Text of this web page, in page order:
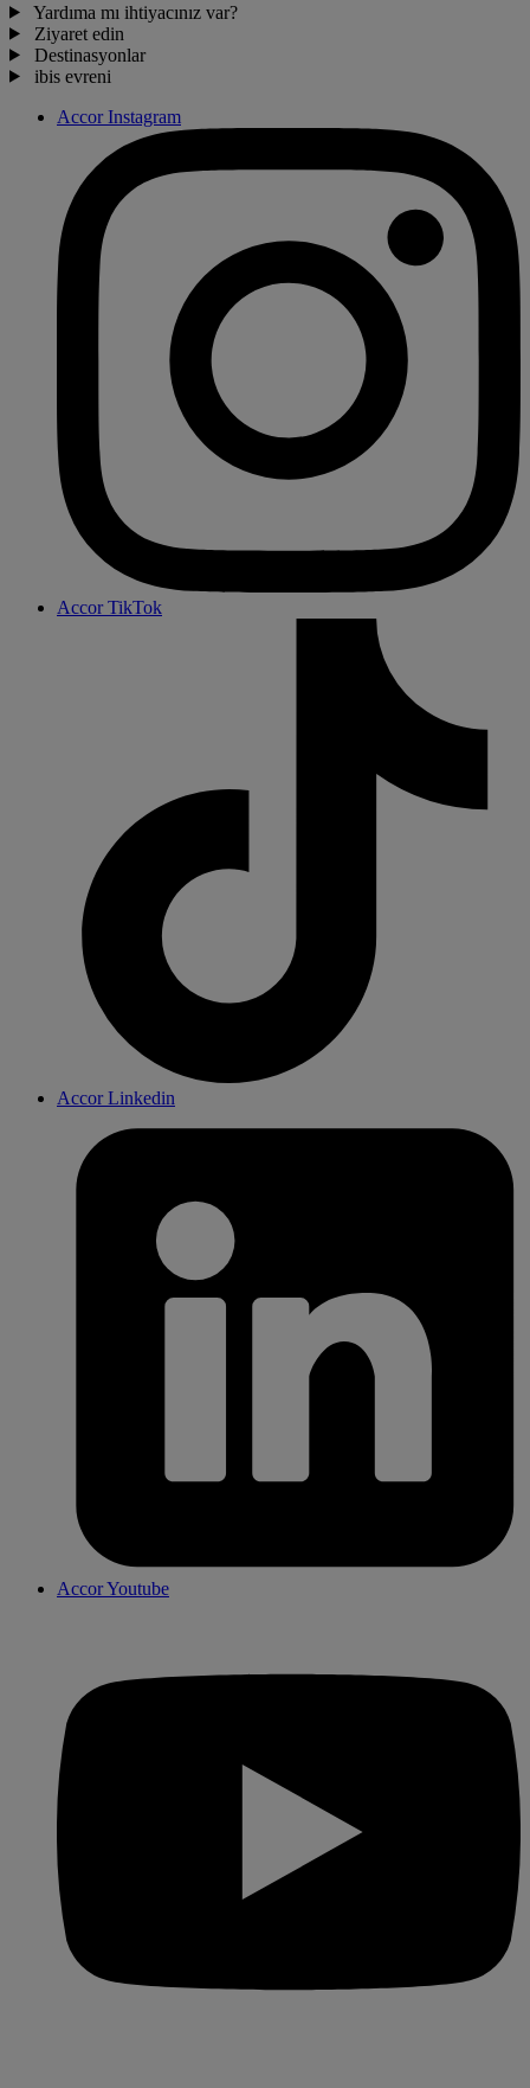
Yardıma mı ihtiyacınız var?
Ziyaret edin
Destinasyonlar
ibis evreni
Accor Instagram
Accor TikTok
Accor Linkedin
Accor Youtube